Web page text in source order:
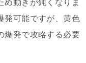
め動きが鈍くなりま
発可能ですが、黄色
爆発で攻略する必要